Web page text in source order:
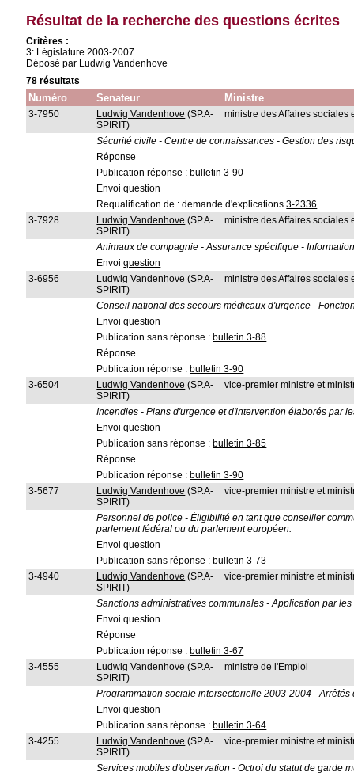
Résultat de la recherche des questions écrites
Critères :
3: Législature 2003-2007
Déposé par Ludwig Vandenhove
78 résultats
Numéro Senateur Ministre
3-7950 Ludwig Vandenhove (SP.A-
SPIRIT)
ministre des Affaires sociales
Sécurité civile - Centre de connaissances - Gestion des
Réponse
Publication réponse : bulletin 3-90
Envoi question
Requalification de : demande d'explications3-2336
3-7928
Ludwig Vandenhove (SP.A-
SPIRIT)
ministre des Affaires sociales
Animaux de compagnie - Assurance spécifique -
Envoiquestion
3-6956
Ludwig Vandenhove (SP.A-
SPIRIT)
ministre des Affaires sociales
Conseil national des secours médicaux d'urgence -
Envoi question
Publication sans réponse : bulletin 3-88
Réponse
Publication réponse : bulletin 3-90
3-6504
Ludwig Vandenhove (SP.A-
SPIRIT)
vice-premier ministre et
Incendies - Plans d'urgence et d'intervention élaborés par
Envoi question
Publication sans réponse : bulletin 3-85
Réponse
Publication réponse : bulletin 3-90
3-5677
Ludwig Vandenhove (SP.A-
SPIRIT)
vice-premier ministre et
Personnel de police - Éligibilité en tant que conseiller
parlement fédéral ou du parlement européen.
Envoi question
Publication sans réponse : bulletin 3-73
3-4940
Ludwig Vandenhove (SP.A-
SPIRIT)
vice-premier ministre et
Sanctions administratives communales - Application par
Envoi question
Réponse
Publication réponse : bulletin 3-67
3-4555
Ludwig Vandenhove (SP.A-
SPIRIT)
ministre de l'Emploi
Programmation sociale intersectorielle 2003-2004 - Arrêtés
Envoi question
Publication sans réponse : bulletin 3-64
3-4255
Ludwig Vandenhove (SP.A-
SPIRIT)
vice-premier ministre et
Services mobiles d'observation - Octroi du statut de garde